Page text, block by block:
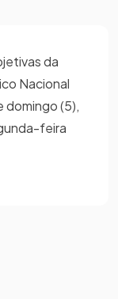
da
Nacional
domingo (5),
feira